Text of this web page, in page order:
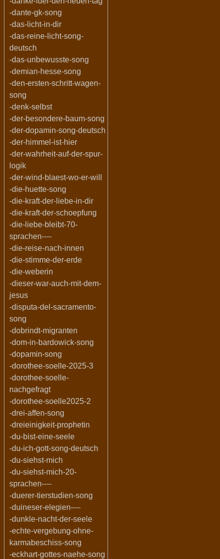
-dante-gk-song
-das-licht-in-dir
-das-reine-licht-song-
deutsch
-das-unbewusste-song
-demian-hesse-song
-den-ersten-schritt-wagen-
song
-denk-selbst
-der-besondere-baum-song
-der-dopamin-song-deutsch
-der-himmel-ist-hier
-der-wahrheit-auf-der-spur-
logik
-der-wind-blaest-wo-er-will
-die-huette-song
-die-kraft-der-liebe-in-dir
-die-kraft-der-schoepfung
-die-liebe-bleibt-70-
sprachen----
-die-reise-nach-innen
-die-stimme-der-erde
-die-weberin
-dieser-war-auch-mit-dem-
jesus
-disputa-del-sacramento-
song
-dobrindt-migranten
-dom-in-bardowick-song
-dopamin-song
-dorothee-soelle-2025-3
-dorothee-soelle-
nachgefragt
-dorothee-soelle2025-2
-drei-affen-song
-dreieinigkeit-prophetin
-du-bist-eine-seele
-du-ich-gott-song-deutsch
-du-siehst-mich
-du-siehst-mich-20-
sprachen----
-duerer-tierstudien-song
-duineser-elegien----
-dunkle-nacht-der-seele
-echte-vergebung-ohne-
karmabeschiss-song
-eckhart-gottes-naehe-song